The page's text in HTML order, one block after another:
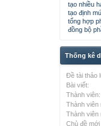
tạo nhiều
tạo định
tổng hợp
đồng bộ
Thống kê
Đề tài thảo
Bài viết:
Thành viên:
Thành viên
Thành viên
Chủ đề